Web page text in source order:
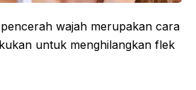
wajah merupakan cara
untuk menghilangkan flek